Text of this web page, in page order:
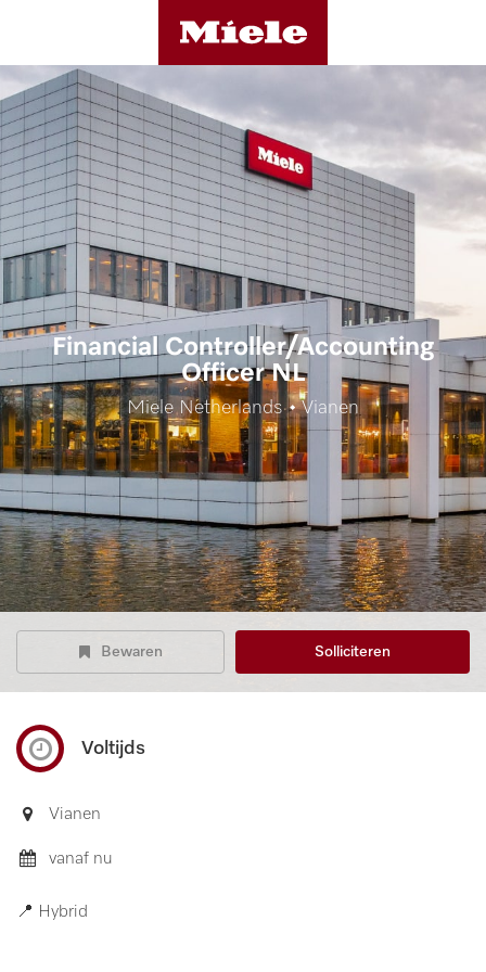
Financial Controller/Accounting
Officer NL
Miele Netherlands • Vianen
Bewaren Solliciteren
Voltijds
Vianen
vanaf nu
📍 Hybrid